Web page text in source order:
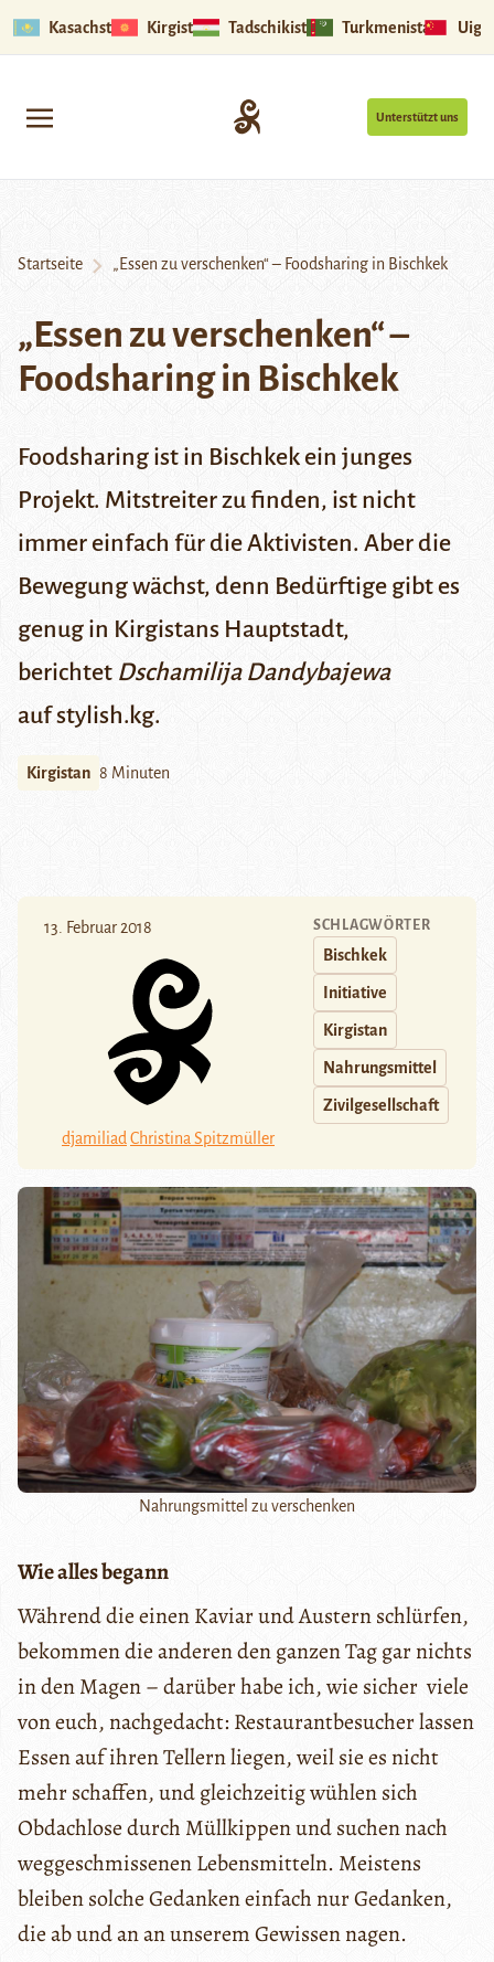
Kasachstan Kirgistan Tadschikistan Turkmenistan
Unterstützt uns
Startseite „Essen zu verschenken“ – Foodsharing in Bischkek
„Essen zu verschenken“ –
Foodsharing in Bischkek
Foodsharing ist in Bischkek ein junges
Projekt. Mitstreiter zu finden, ist nicht
immer einfach für die Aktivisten. Aber die
Bewegung wächst, denn Bedürftige gibt es
genug in Kirgistans Hauptstadt,
berichtet Dschamilija Dandybajewa
aufstylish.kg.
Kirgistan 8 Minuten
13. Februar 2018
djamiliad Christina Spitzmüller
SCHLAGWÖRTER
Bischkek
Initiative
Kirgistan
Nahrungsmittel
Zivilgesellschaft
Nahrungsmittel zu verschenken
Wie alles begann
Während die einen Kaviar und Austern schlürfen,
bekommen die anderen den ganzen Tag gar nichts
in den Magen – darüber habe ich, wie sicher viele
von euch, nachgedacht: Restaurantbesucher lassen
Essen auf ihren Tellern liegen, weil sie es nicht
mehr schaffen, und gleichzeitig wühlen sich
Obdachlose durch Müllkippen und suchen nach
weggeschmissenen Lebensmitteln. Meistens
bleiben solche Gedanken einfach nur Gedanken,
die ab und an an unserem Gewissen nagen.